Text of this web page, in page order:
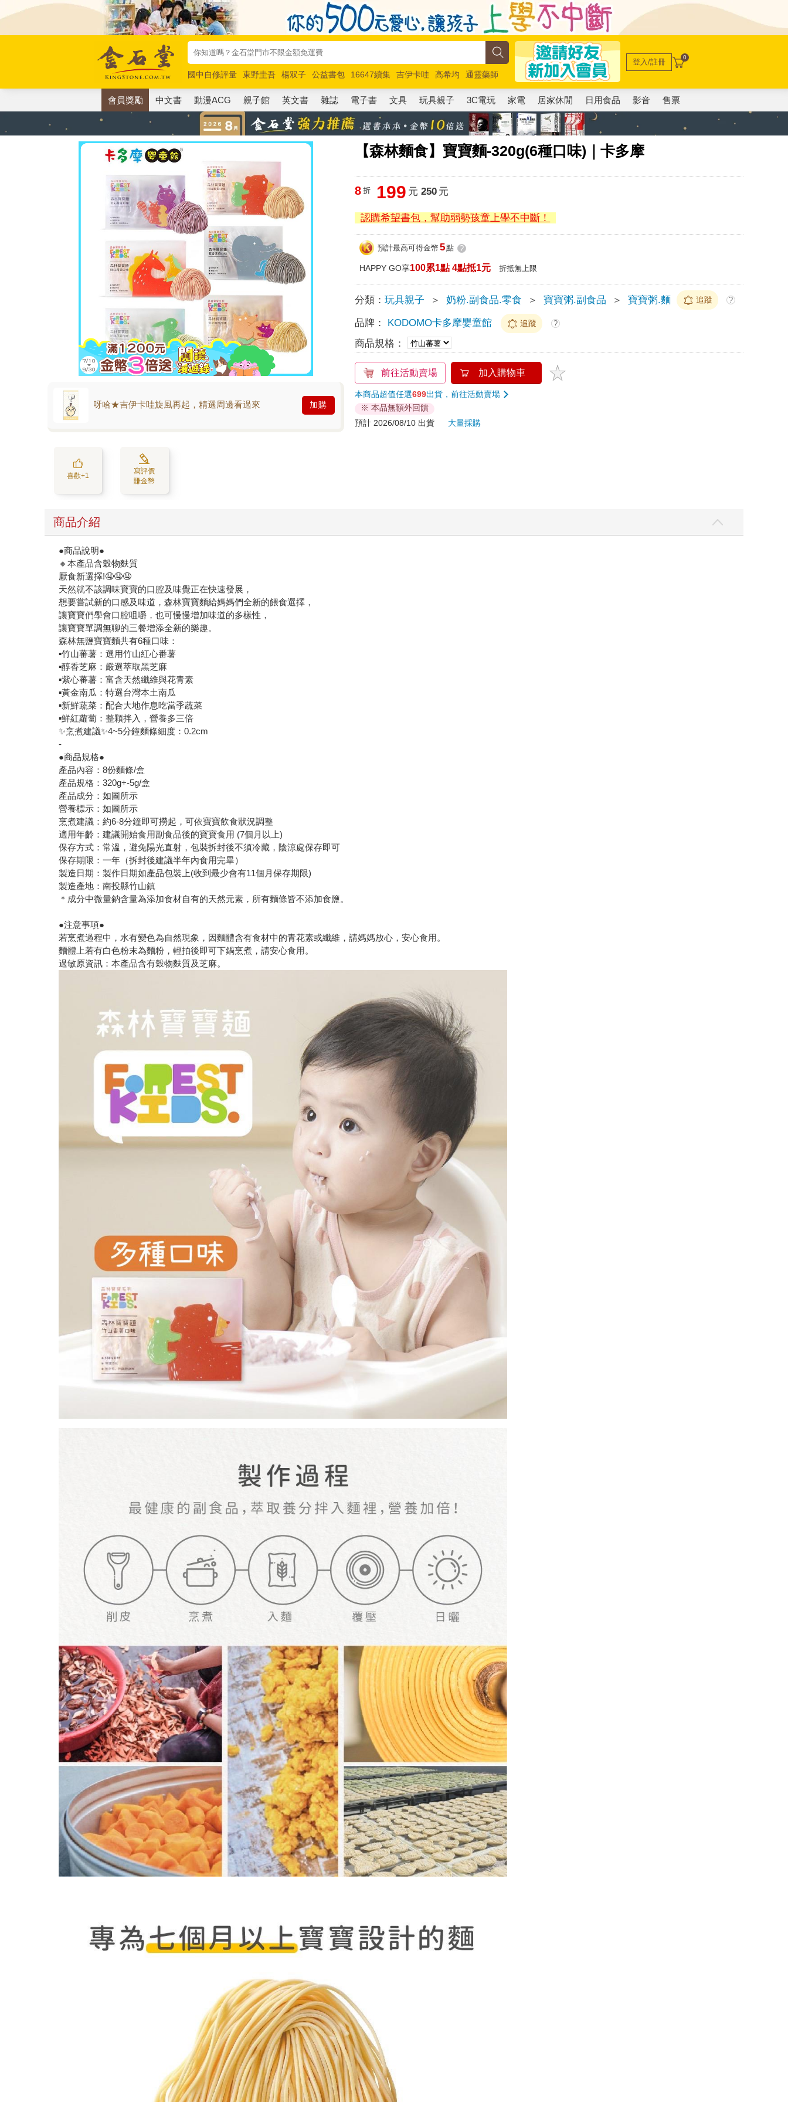
國中自修評量 東野圭吾 楊双子 公益書包 16647續集 吉伊卡哇 高希均
通靈藥師
唯紅花綻放
奧德賽 路邊攤新作 馬斯克 玩具總動員5 超慢跑
登入/註冊 0
會員獎勵 中文書 動漫ACG 親子館 英文書 雜誌 電子書 文具 玩具親子 3C電玩 家電 居家休閒 日用食品 影音 售票
【森林麵食】寶寶麵-320g(6種口味)｜卡多摩
呀哈★吉伊卡哇旋風再起，精選周邊看過來 加購
喜歡+1
寫評價
賺金幣
8 折 199 元 250元
認購希望書包，幫助弱勢孩童上學不中斷！
預計最高可得金幣 5點 ?
HAPPY GO享100累1點 4點抵1元 折抵無上限
分類：玩具親子 ＞ 奶粉.副食品.零食 ＞ 寶寶粥.副食品 ＞ 寶寶粥.麵 追蹤 ?
品牌： KODOMO卡多摩嬰童館 追蹤 ?
商品規格：
前往活動賣場 加入購物車
本商品超值任選699出貨，前往活動賣場
※ 本品無額外回饋
預計 2026/08/10 出貨
大量採購
商品介紹
●商品說明●
🔸本產品含穀物麩質
厭食新選擇!🤤🤤🤤
天然就不該調味寶寶的口腔及味覺正在快速發展，
想要嘗試新的口感及味道，森林寶寶麵給媽媽們全新的餵食選擇，
讓寶寶們學會口腔咀嚼，也可慢慢增加味道的多樣性，
讓寶寶單調無聊的三餐增添全新的樂趣。
森林無鹽寶寶麵共有6種口味：
▪️竹山蕃薯：選用竹山紅心番薯
▪️醇香芝麻：嚴選萃取黑芝麻
▪️紫心蕃薯：富含天然纖維與花青素
▪️黃金南瓜：特選台灣本土南瓜
▪️新鮮蔬菜：配合大地作息吃當季蔬菜
▪️鮮紅蘿蔔：整顆拌入，營養多三倍
✨烹煮建議✨4~5分鐘麵條細度：0.2cm
-
●商品規格●
產品內容：8份麵條/盒
產品規格：320g+-5g/盒
產品成分：如圖所示
營養標示：如圖所示
烹煮建議：約6-8分鐘即可撈起，可依寶寶飲食狀況調整
適用年齡：建議開始食用副食品後的寶寶食用 (7個月以上)
保存方式：常溫，避免陽光直射，包裝拆封後不須冷藏，陰涼處保存即可
保存期限：一年（拆封後建議半年內食用完畢）
製造日期：製作日期如產品包裝上(收到最少會有11個月保存期限)
製造產地：南投縣竹山鎮
＊成分中微量鈉含量為添加食材自有的天然元素，所有麵條皆不添加食鹽。
●注意事項●
若烹煮過程中，水有變色為自然現象，因麵體含有食材中的青花素或纖維，請媽媽放心，安心食用。
麵體上若有白色粉末為麵粉，輕拍後即可下鍋烹煮，請安心食用。
過敏原資訊：本產品含有穀物麩質及芝麻。